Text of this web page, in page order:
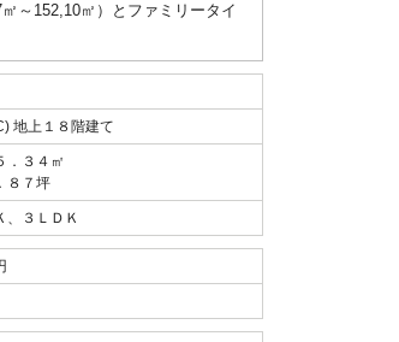
～152,10㎡）とファミリータイ
地上１８階建て
．３４㎡
８７坪
、３ＬＤＫ